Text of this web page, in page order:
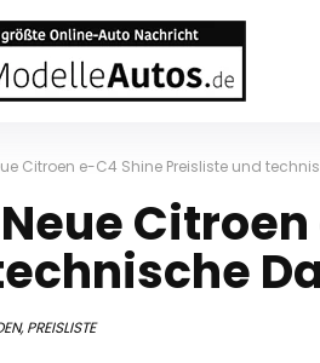
Citroen e-C4 Shine Preisliste und
,PREISLISTE